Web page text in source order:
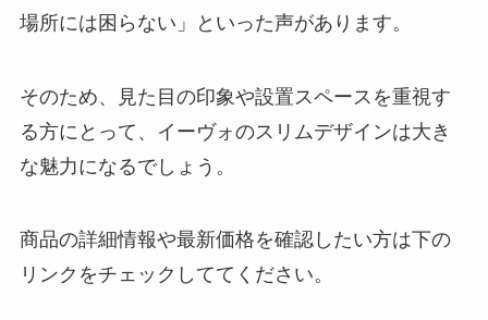
場所には困らない」といった声があります。
そのため、見た目の印象や設置スペースを重視す
る方にとって、イーヴォのスリムデザインは大き
な魅力になるでしょう。
商品の詳細情報や最新価格を確認したい方は下の
リンクをチェックしててください。